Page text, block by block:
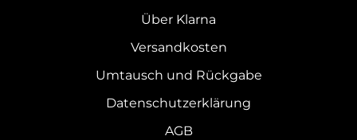
Über Klarna
Versandkosten
Umtausch und Rückgabe
Datenschutzerklärung
AGB